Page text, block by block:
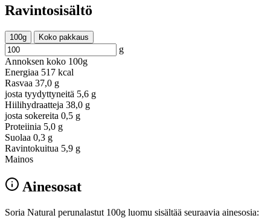
Ravintosisältö
100g Koko pakkaus
g
Annoksen koko 100g
Energiaa 517 kcal
Rasvaa 37,0 g
josta tyydyttyneitä 5,6 g
Hiilihydraatteja 38,0 g
josta sokereita 0,5 g
Proteiinia 5,0 g
Suolaa 0,3 g
Ravintokuitua 5,9 g
Mainos
Ainesosat
Soria Natural perunalastut 100g luomu sisältää seuraavia ainesosia: